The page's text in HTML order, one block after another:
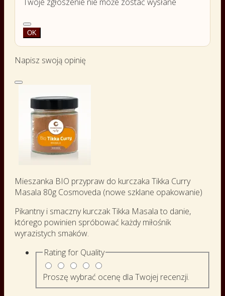
OK
Napisz swoją opinię
Mieszanka BIO przypraw do kurczaka Tikka Curry
Masala 80g Cosmoveda (nowe szklane opakowanie)
Pikantny i smaczny kurczak Tikka Masala to danie,
którego powinien spróbować każdy miłośnik
wyrazistych smaków.
Rating for Quality
Proszę wybrać ocenę dla Twojej recenzji.